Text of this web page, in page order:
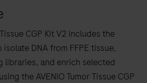
CGP Kit V2 includes the
DNA from FFPE tissue,
libraries, and enrich selected
the AVENIO Tumor Tissue CGP